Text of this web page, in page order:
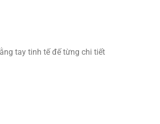
tay tinh tế đế từng chi tiết